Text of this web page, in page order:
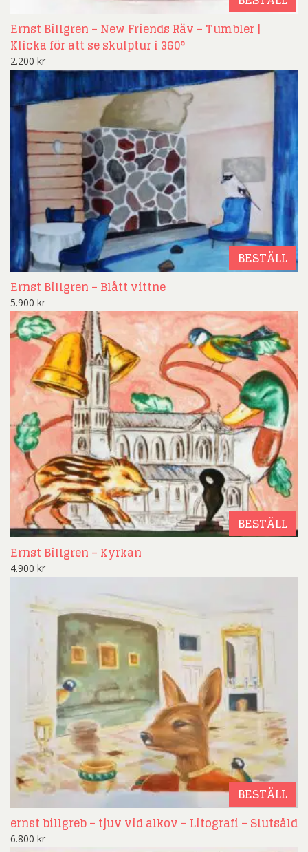
Ernst Billgren – New Friends Räv – Tumbler |
Klicka för att se skulptur i 360°
2.200 kr
BESTÄLL
Ernst Billgren – Blått vittne
5.900 kr
BESTÄLL
Ernst Billgren – Kyrkan
4.900 kr
BESTÄLL
ernst billgreb – tjuv vid alkov – Litografi – Slutsåld
6.800 kr